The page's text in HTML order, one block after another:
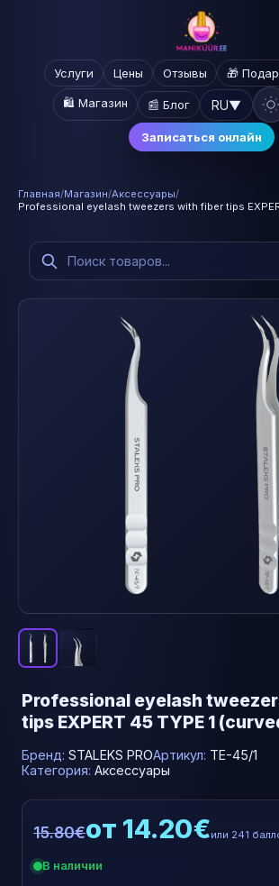
Услуги Цены Отзывы 🎁
🛍️ Магазин 📰 Блог RU▼
Записаться онлайн
Главная/Магазин/Аксессуары/
Professional eyelash tweezers with fiber tips
Professional eyelash
tips EXPERT 45 TYPE 1
Бренд: STALEKS PROАртикул: TE-45/1
Категория: Аксессуары
15.80€от 14.20€или 241
В наличии